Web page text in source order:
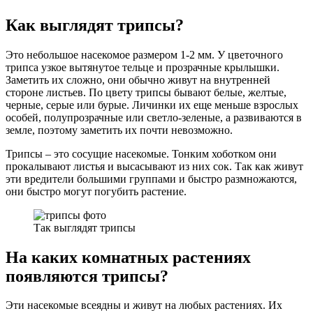
Как выглядят трипсы?
Это небольшое насекомое размером 1-2 мм. У цветочного
трипса узкое вытянутое тельце и прозрачные крылышки.
Заметить их сложно, они обычно живут на внутренней
стороне листьев. По цвету трипсы бывают белые, желтые,
черные, серые или бурые. Личинки их еще меньше взрослых
особей, полупрозрачные или светло-зеленые, а развиваются в
земле, поэтому заметить их почти невозможно.
Трипсы – это сосущие насекомые. Тонким хоботком они
прокалывают листья и высасывают из них сок. Так как живут
эти вредители большими группами и быстро размножаются,
они быстро могут погубить растение.
Так выглядят трипсы
На каких комнатных растениях
появляются трипсы?
Эти насекомые всеядны и живут на любых растениях. Их